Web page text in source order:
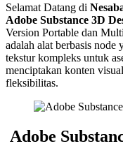
Selamat Datang di
Adobe Substance 3D
Version Portable dan
adalah alat berbasis node
tekstur kompleks untuk
menciptakan konten
fleksibilitas.
Adobe